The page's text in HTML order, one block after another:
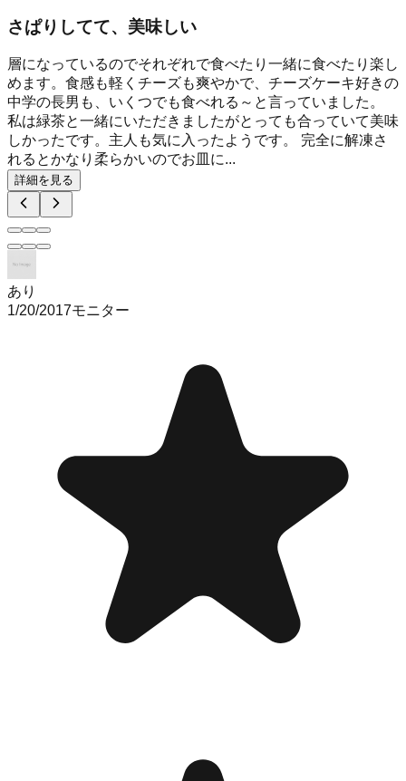
さぱりしてて、美味しい
層になっているのでそれぞれで食べたり一緒に食べたり楽し
めます。食感も軽くチーズも爽やかで、チーズケーキ好きの
中学の長男も、いくつでも食べれる～と言っていました。
私は緑茶と一緒にいただきましたがとっても合っていて美味
しかったです。主人も気に入ったようです。 完全に解凍さ
れるとかなり柔らかいのでお皿に...
詳細を見る
あり
1/20/2017モニター